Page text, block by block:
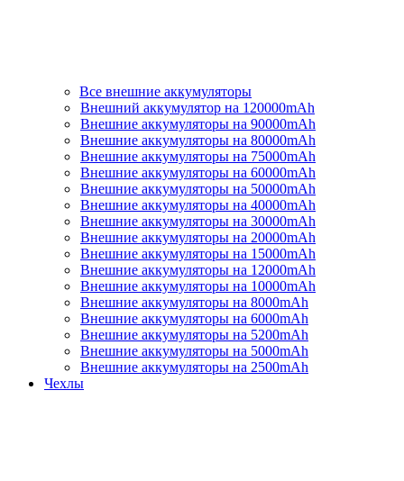
Все внешние аккумуляторы
Внешний аккумулятор на 120000mAh
Внешние аккумуляторы на 90000mAh
Внешние аккумуляторы на 80000mAh
Внешние аккумуляторы на 75000mAh
Внешние аккумуляторы на 60000mAh
Внешние аккумуляторы на 50000mAh
Внешние аккумуляторы на 40000mAh
Внешние аккумуляторы на 30000mAh
Внешние аккумуляторы на 20000mAh
Внешние аккумуляторы на 15000mAh
Внешние аккумуляторы на 12000mAh
Внешние аккумуляторы на 10000mAh
Внешние аккумуляторы на 8000mAh
Внешние аккумуляторы на 6000mAh
Внешние аккумуляторы на 5200mAh
Внешние аккумуляторы на 5000mAh
Внешние аккумуляторы на 2500mAh
Чехлы